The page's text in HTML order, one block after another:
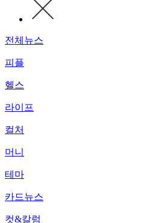
전체뉴스
피플
헬스
라이프
컬처
머니
테마
카드뉴스
컷&칼럼